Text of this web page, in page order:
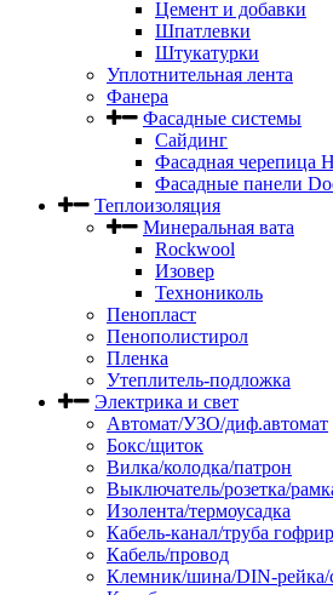
Цемент и добавки
Шпатлевки
Штукатурки
Уплотнительная лента
Фанера
Фасадные системы
Сайдинг
Фасадная черепица
Фасадные панели
Теплоизоляция
Минеральная вата
Rockwool
Изовер
Технониколь
Пенопласт
Пенополистирол
Пленка
Утеплитель-подложка
Электрика и свет
Автомат/УЗО/диф.автомат
Бокс/щиток
Вилка/колодка/патрон
Выключатель/розетка/
Изолента/термоусадка
Кабель-канал/труба
Кабель/провод
Клемник/шина/DIN-рейка/